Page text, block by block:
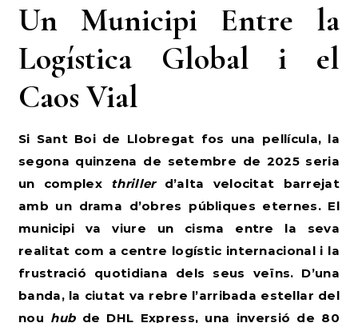
Un Municipi Entre la
Logística Global i el
Caos Vial
Si Sant Boi de Llobregat fos una pel·lícula, la
segona quinzena de setembre de 2025 seria
un complex thrillerd’alta velocitat barrejat
amb un drama d’obres públiques eternes. El
municipi va viure un cisma entre la seva
realitat com a centre logístic internacional i la
frustració quotidiana dels seus veïns. D’una
banda, la ciutat va rebre l’arribada estel·lar del
nou hubde DHL Express, una inversió de 80